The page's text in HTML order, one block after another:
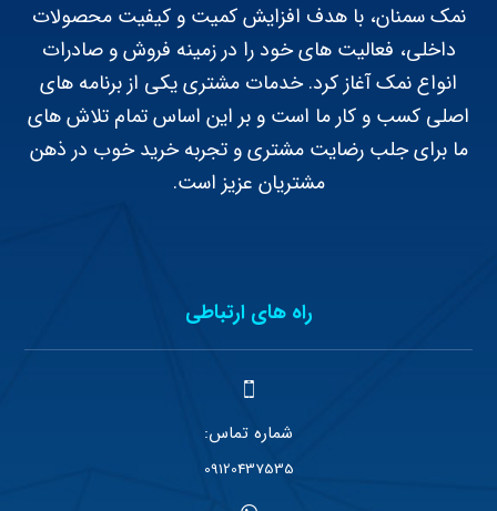
نمک سمنان، با هدف افزایش کمیت و کیفیت محصولات
داخلی، فعالیت های خود را در زمینه فروش و صادرات
انواع نمک آغاز کرد. خدمات مشتری یکی از برنامه های
اصلی کسب و کار ما است و بر این اساس تمام تلاش های
ما برای جلب رضایت مشتری و تجربه خرید خوب در ذهن
مشتریان عزیز است.
راه های ارتباطی
شماره تماس:
09120437535